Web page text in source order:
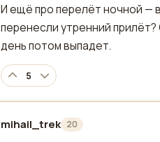
И ещё про перелёт ночной —
перенесли утренний
день потом выпадет.
5
mihail_trek 20
отредактировано